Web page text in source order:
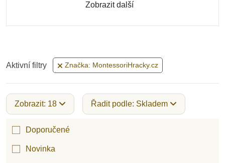
Zobrazit další
Aktivní filtry Značka: MontessoriHracky.cz
Zobrazit: 18 Řadit podle: Skladem
Doporučené
Novinka